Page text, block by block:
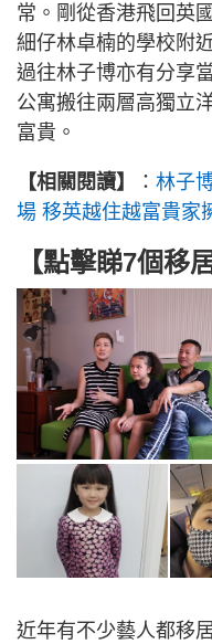
常。剛從香港飛回英
細仔林卓楠的學校附
過往林子博亦有分享
公寓搬往兩層高獨立
富貴。
【相關閱讀】 ： 林子
場 移英越住越富貴家
【點擊睇7個移
近年有不少藝人都移